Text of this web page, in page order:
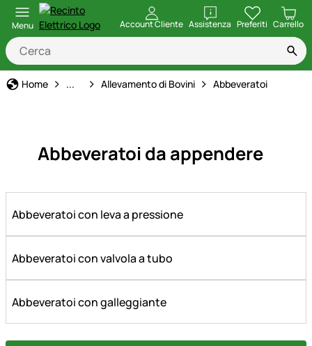
Menu Account Cliente Assistenza
apri Preferiti Carrello
Home Forniture per animali
... Allevamento di Bovini Abbeveratoi
Abbeveratoi da appendere
Abbeveratoi con leva a pressione
Abbeveratoi con valvola a tubo
Abbeveratoi con galleggiante